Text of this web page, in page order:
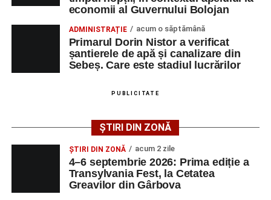
Urmărește-ne pe Google News
Ultimele știri din Sebeș
Femeie de 66 de ani, transportată în stare gravă la
strada Dorobanți din Sebeș
Accident pe strada Dorobanți din Sebeș: fermeie
de 66 de ani rănită grav, după ce a fost lovită de o
motocicletă
4–6 septembrie 2026: Prima ediție a Transylvania
economii al Guvernului Bolojan
ADMINISTRAȚIE acum o săptămână
Primarul Dorin Nistor a verificat
șantierele de apă și canalizare din
Sebeș. Care este stadiul lucrărilor
PUBLICITATE
ȘTIRI DIN ZONĂ
ȘTIRI DIN ZONĂ acum 2 zile
4–6 septembrie 2026: Prima ediție a
Transylvania Fest, la Cetatea
Greavilor din Gârbova